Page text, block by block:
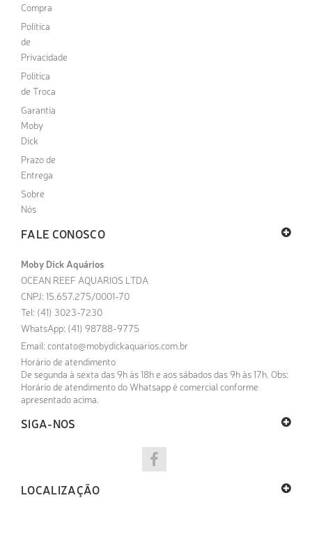
Compra
Política
de
Privacidade
Política
de Troca
Garantia
Moby
Dick
Prazo de
Entrega
Sobre
Nós
FALE CONOSCO
Moby Dick Aquários
OCEAN REEF AQUARIOS LTDA
CNPJ: 15.657.275/0001-70
Tel: (41) 3023-7230
WhatsApp: (41) 98788-9775
Email: contato@mobydickaquarios.com.br
Horário de atendimento
De segunda à sexta das 9h às 18h e aos sábados das 9h às 17h. Obs:
Horário de atendimento do Whatsapp é comercial conforme
apresentado acima.
SIGA-NOS
LOCALIZAÇÃO